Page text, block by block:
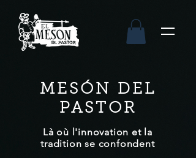
MESÓN DEL
PASTOR
Là où l'innovation et la
tradition se confondent